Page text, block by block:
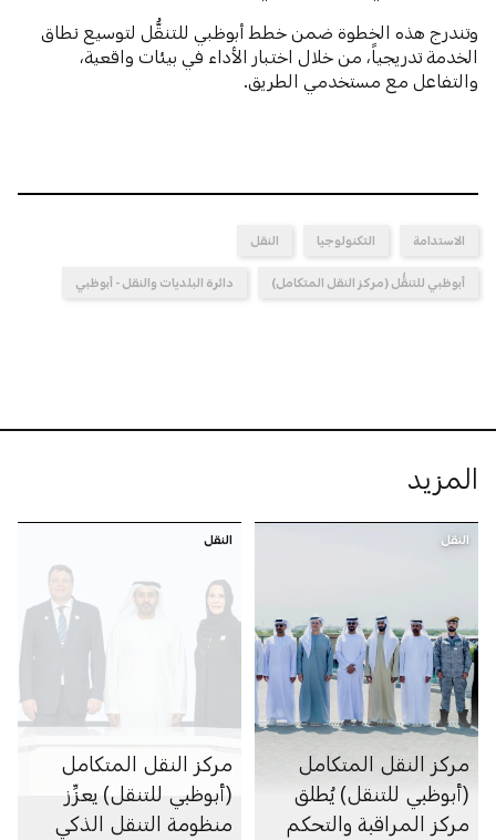
وتندرج هذه الخطوة ضمن خطط أبوظبي للتنقُّل لتوسيع نطاق
الخدمة تدريجياً، من خلال اختبار الأداء في بيئات واقعية،
والتفاعل مع مستخدمي الطريق.
الاستدامة التكنولوجيا النقل
أبوظبي للتنقُّل (مركز النقل المتكامل) دائرة البلديات والنقل - أبوظبي
المزيد
النقل
مركز النقل المتكامل
(أبوظبي للتنقل) يُطلق
مركز المراقبة والتحكم
النقل
مركز النقل المتكامل
(أبوظبي للتنقل) يعزِّز
منظومة التنقل الذكي